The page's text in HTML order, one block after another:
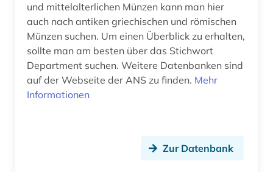
mailand (1)
malerei (3)
martin-von-wagner-museum (1)
und mittelalterlichen Münzen kann man hier
auch nach antiken griechischen und römischen
Münzen suchen. Um einen Überblick zu erhalten,
sollte man am besten über das Stichwort
Department suchen. Weitere Datenbanken sind
auf der Webseite der ANS zu finden. Mehr
Informationen
Zur Datenbank